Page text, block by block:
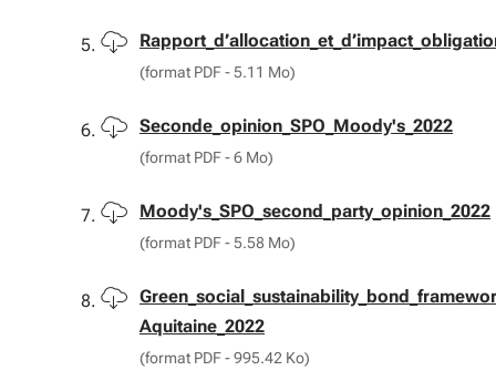
Télécharger
(format PDF - 5.11 Mo)
Télécharger
Seconde_opinion_SPO_Moody's_2022
(format PDF - 6 Mo)
Télécharger
Moody's_SPO_second_party_opinion_2022
(format PDF - 5.58 Mo)
Télécharger
Aquitaine_2022
(format PDF - 995.42 Ko)